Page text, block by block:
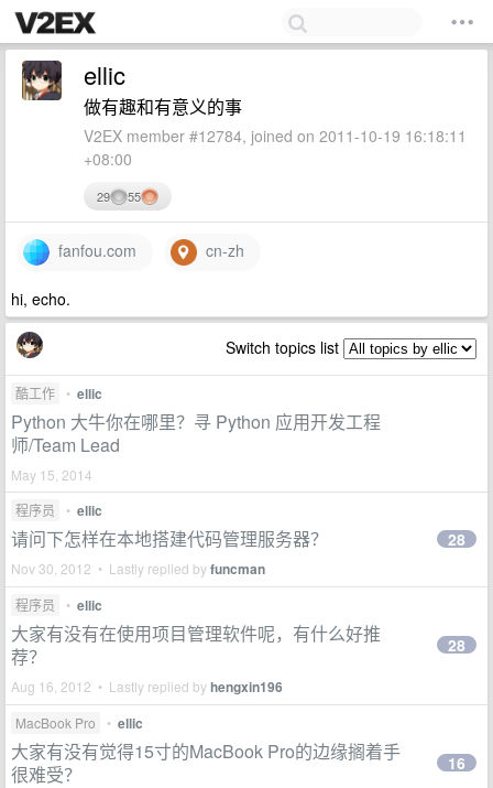
ellic
做有趣和有意义的事
V2EX member #12784, joined on 2011-10-19 16:18:11
+08:00
29 55
fanfou.com cn-zh
hi, echo.
Switch topics list
酷工作 • ellic
Python 大牛你在哪里？寻 Python 应用开发工程
师/Team Lead
May 15, 2014
程序员
• ellic
请问下怎样在本地搭建代码管理服务器？
Nov 30, 2012 • Lastly replied byfuncman
28
程序员 • ellic
大家有没有在使用项目管理软件呢，有什么好推
荐？
Aug 16, 2012 • Lastly replied byhengxin196
28
MacBook Pro • ellic
大家有没有觉得15寸的MacBook Pro的边缘搁着手
很难受？
16